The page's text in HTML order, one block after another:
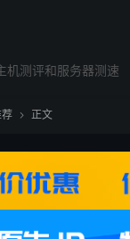
机测评和服务器测速
荐  正文